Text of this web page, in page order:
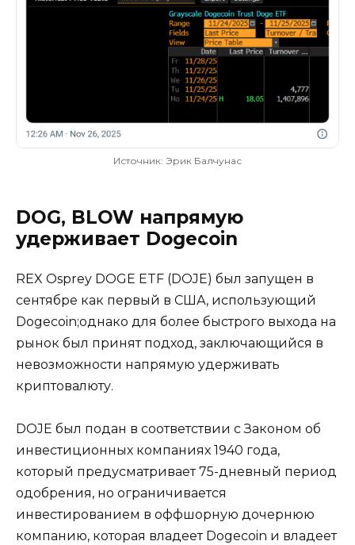
Источник: Эрик Балчунас
DOG, BLOW напрямую
удерживает Dogecoin
REX Osprey DOGE ETF (DOJE) был запущен в
сентябре как первый в США, использующий
Dogecoin;однако для более быстрого выхода на
рынок был принят подход, заключающийся в
невозможности напрямую удерживать
криптовалюту.
DOJE был подан в соответствии с Законом об
инвестиционных компаниях 1940 года,
который предусматривает 75-дневный период
одобрения, но ограничивается
инвестированием в оффшорную дочернюю
компанию, которая владеет Dogecoin и владеет